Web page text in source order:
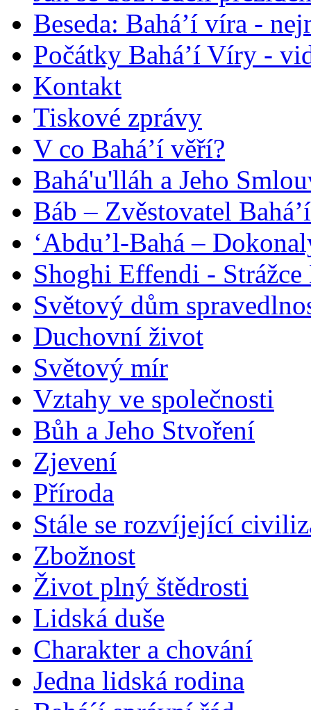
Beseda: Bahá’í víra -
Počátky Bahá’í Víry -
Kontakt
Tiskové zprávy
V co Bahá’í věří?
Bahá'u'lláh a Jeho
Báb – Zvěstovatel
‘Abdu’l-Bahá –
Shoghi Effendi -
Světový dům
Duchovní život
Světový mír
Vztahy ve společnosti
Bůh a Jeho Stvoření
Zjevení
Příroda
Stále se rozvíjející
Zbožnost
Život plný štědrosti
Lidská duše
Charakter a chování
Jedna lidská rodina